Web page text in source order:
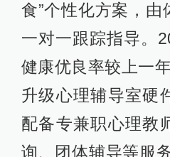
食”个性化方案，
一对一跟踪指导。
健康优良率较上一
升级心理辅导室硬
配备专兼职心理教
询、团体辅导等服